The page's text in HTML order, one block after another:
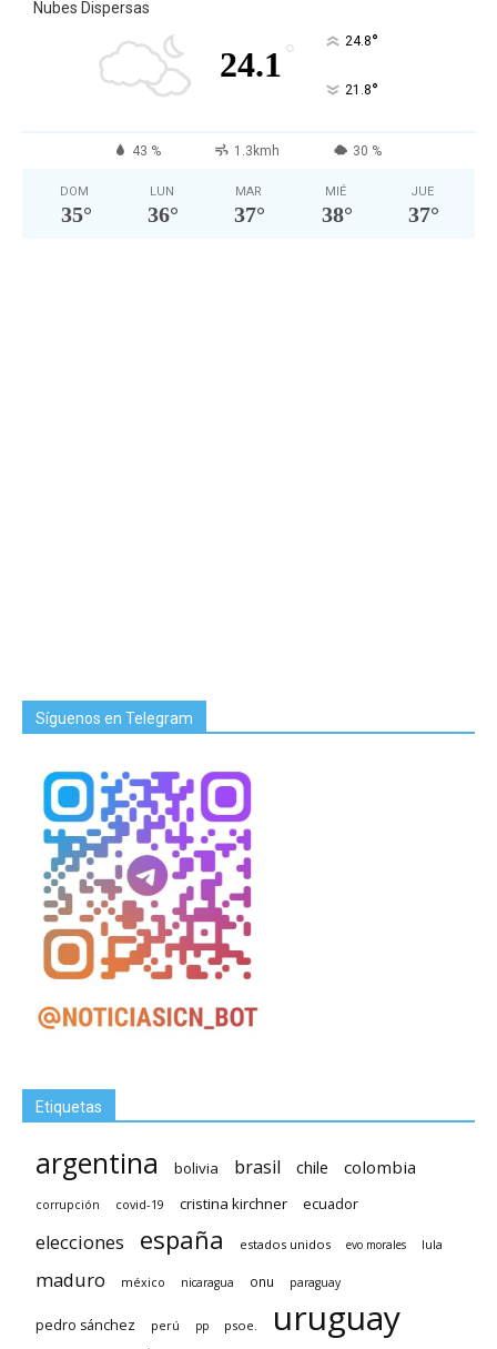
Nubes Dispersas
24.1 ° 24.8°
21.8°
43 % 1.3kmh 30 %
DOM
35°
LUN
36°
MAR
37°
MIÉ
38°
JUE
37°
Síguenos en Telegram
Etiquetas
argentina bolivia brasil chile colombia
corrupción covid-19 cristina kirchner ecuador
elecciones españa estados unidos evo morales lula
maduro méxico nicaragua onu paraguay
pedro sánchez perú pp psoe. uruguay